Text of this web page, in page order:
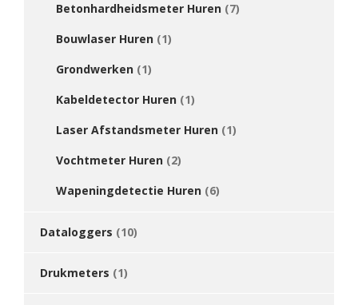
Betonhardheidsmeter Huren (7)
Bouwlaser Huren (1)
Grondwerken (1)
Kabeldetector Huren (1)
Laser Afstandsmeter Huren (1)
Vochtmeter Huren (2)
Wapeningdetectie Huren (6)
Dataloggers (10)
Drukmeters (1)